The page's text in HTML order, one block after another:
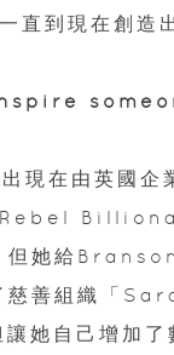
直到現在創造
inspire
現在由英國
她給
善組織「
她自己增加